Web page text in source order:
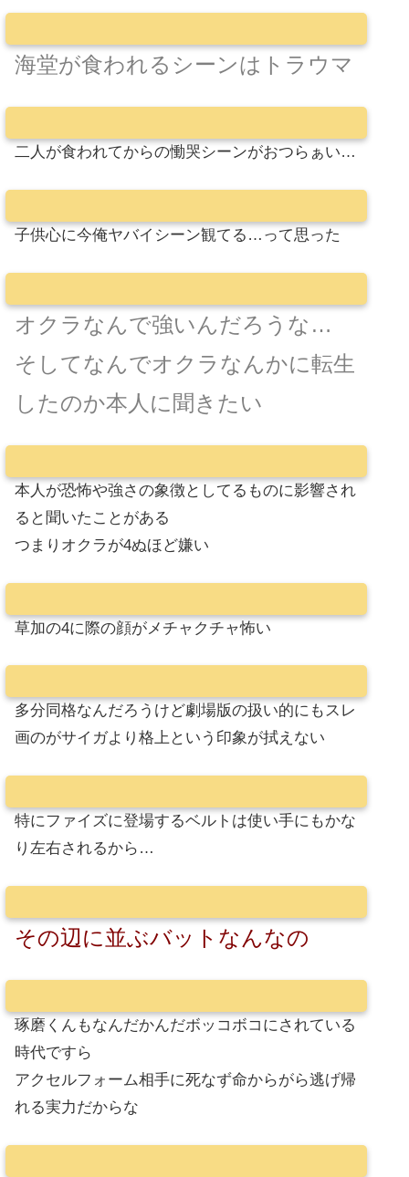
海堂が食われるシーンはトラウマ
二人が食われてからの慟哭シーンがおつらぁい…
子供心に今俺ヤバイシーン観てる…って思った
オクラなんで強いんだろうな…
そしてなんでオクラなんかに転生
したのか本人に聞きたい
本人が恐怖や強さの象徴としてるものに影響され
ると聞いたことがある
つまりオクラが4ぬほど嫌い
草加の4に際の顔がメチャクチャ怖い
多分同格なんだろうけど劇場版の扱い的にもスレ
画のがサイガより格上という印象が拭えない
特にファイズに登場するベルトは使い手にもかな
り左右されるから…
その辺に並ぶバットなんなの
琢磨くんもなんだかんだボッコボコにされている
時代ですら
アクセルフォーム相手に死なず命からがら逃げ帰
れる実力だからな